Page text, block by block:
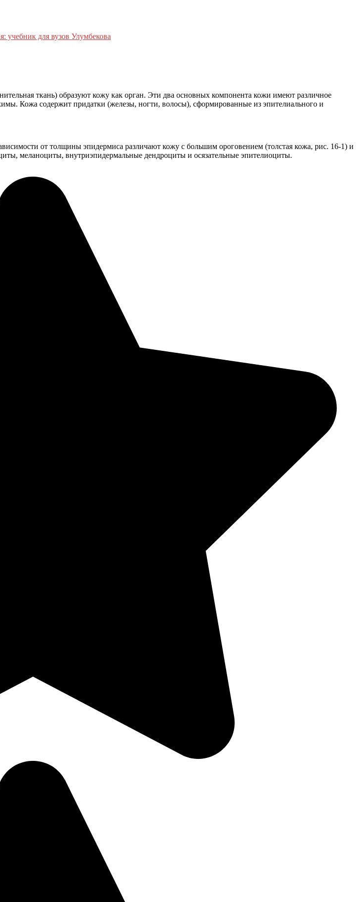
учебник для вузов Улумбекова
ткань) образуют кожу как орган. Эти два основных компонента кожи имеют различное
Кожа содержит придатки (железы, ногти, волосы), сформированные из эпителиального и
от толщины эпидермиса различают кожу с большим ороговением (толстая кожа, рис. 16-1) и
меланоциты, внутриэпидермальные дендроциты и осязательные эпителиоциты.